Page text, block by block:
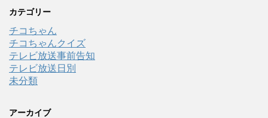
カテゴリー
チコちゃん
チコちゃんクイズ
テレビ放送事前告知
テレビ放送日別
未分類
アーカイブ